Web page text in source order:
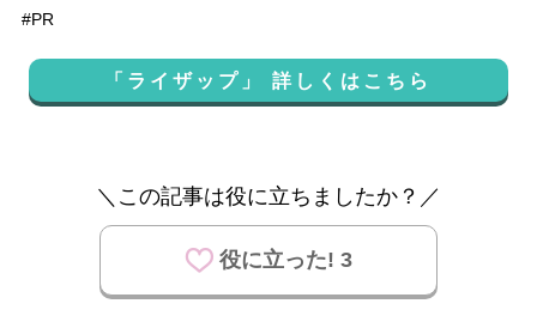
#PR
「ライザップ」 詳しくはこちら
＼この記事は役に立ちましたか？／
役に立った! 3